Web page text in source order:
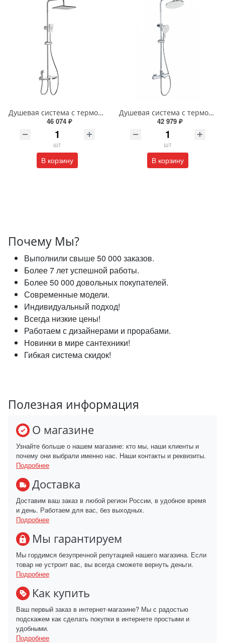
Душевая система с термостатом Wonzon & Woghand WW-B3310-CR хром
46 074 ₽
шт
В корзину
Душевая система с термостатом Wonzon & Woghand SOLID WW-C3011-A-CR хром
42 979 ₽
шт
В корзину
Почему Мы?
Выполнили свыше 50 000 заказов.
Более 7 лет успешной работы.
Более 50 000 довольных покупателей.
Современные модели.
Индивидуальный подход!
Всегда низкие цены!
Работаем с дизайнерами и прорабами.
Новинки в мире сантехники!
Гибкая система скидок!
Полезная информация
О магазине
Узнайте больше о нашем магазине: кто мы, наши клиенты и
почему они выбрали именно нас. Наши контакты и реквизиты.
Подробнее
Доставка
Доставим ваш заказ в любой регион России, в удобное время
и день. Работаем для вас, без выходных.
Подробнее
Мы гарантируем
Мы гордимся безупречной репутацией нашего магазина. Если
товар не устроит вас, вы всегда сможете вернуть деньги.
Подробнее
Как купить
Ваш первый заказ в интернет-магазине? Мы с радостью
подскажем как сделать покупки в интернете простыми и
удобными.
Подробнее